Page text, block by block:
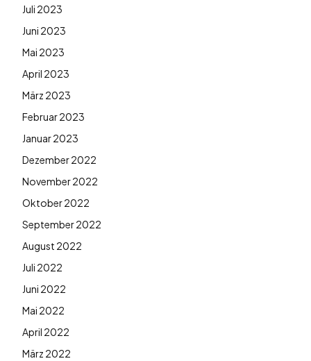
Juli 2023
Juni 2023
Mai 2023
April 2023
März 2023
Februar 2023
Januar 2023
Dezember 2022
November 2022
Oktober 2022
September 2022
August 2022
Juli 2022
Juni 2022
Mai 2022
April 2022
März 2022